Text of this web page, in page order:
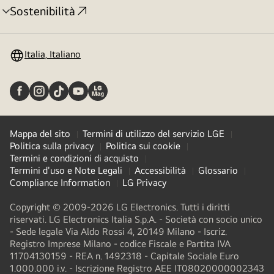
Sostenibilità
Attivazione
Italia, Italiano
Mappa del sito
Termini di utilizzo del servizio LGE
Politica sulla privacy
Politica sui cookie
Termini e condizioni di acquisto
Termini d'uso e Note Legali
Accessibilità
Glossario
Compliance Information
LG Privacy
Copyright © 2009-2026 LG Electronics. Tutti i diritti
riservati. LG Electronics Italia S.p.A. - Società con socio unico
- Sede legale Via Aldo Rossi 4, 20149 Milano - Iscriz.
Registro Imprese Milano - codice Fiscale e Partita IVA
11704130159 - REA n. 1492318 - Capitale Sociale Euro
1.000.000 i.v. - Iscrizione Registro AEE IT08020000002343​